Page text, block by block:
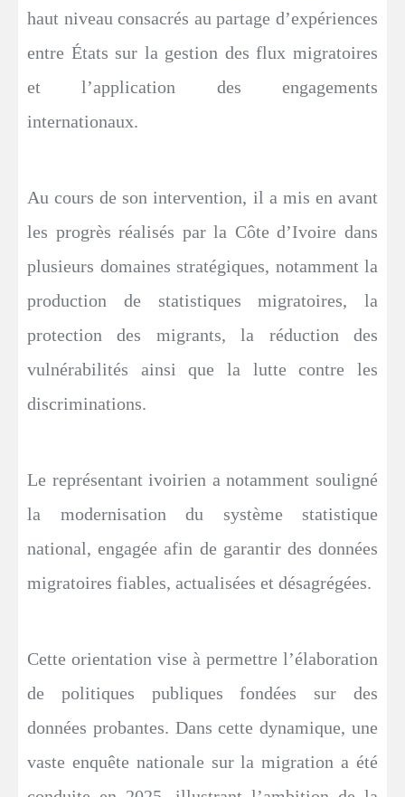
haut niveau consacrés au partage d’expériences
entre États sur la gestion des flux migratoires
et l’application des engagements
internationaux.
Au cours de son intervention, il a mis en avant
les progrès réalisés par la Côte d’Ivoire dans
plusieurs domaines stratégiques, notamment la
production de statistiques migratoires, la
protection des migrants, la réduction des
vulnérabilités ainsi que la lutte contre les
discriminations.
Le représentant ivoirien a notamment souligné
la modernisation du système statistique
national, engagée afin de garantir des données
migratoires fiables, actualisées et désagrégées.
Cette orientation vise à permettre l’élaboration
de politiques publiques fondées sur des
données probantes. Dans cette dynamique, une
vaste enquête nationale sur la migration a été